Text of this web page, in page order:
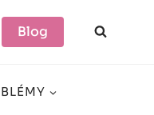
Blog